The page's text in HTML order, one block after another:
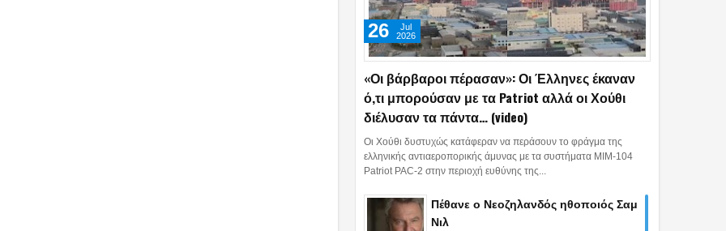
«Οι βάρβαροι πέρασαν»: Οι Έλληνες έκαναν
ό,τι μπορούσαν με τα Patriot αλλά οι Χούθι
διέλυσαν τα πάντα… (video)
26
Jul
2026
Οι Χούθι δυστυχώς κατάφεραν να περάσουν το φράγμα της
ελληνικής αντιαεροπορικής άμυνας με τα συστήματα MIM-104
Patriot PAC-2 στην περιοχή ευθύνης της...
Πέθανε ο Νεοζηλανδός ηθοποιός Σαμ
Νιλ